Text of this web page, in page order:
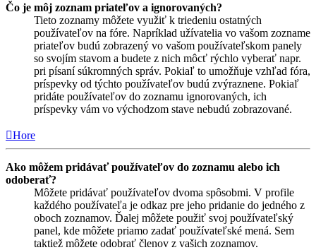
Čo je môj zoznam priateľov a ignorovaných?
Tieto zoznamy môžete využiť k triedeniu ostatných
používateľov na fóre. Napríklad užívatelia vo vašom zozname
priateľov budú zobrazený vo vašom používateľskom panely
so svojím stavom a budete z nich môcť rýchlo vyberať napr.
pri písaní súkromných správ. Pokiaľ to umožňuje vzhľad fóra,
príspevky od týchto používateľov budú zvýraznene. Pokiaľ
pridáte používateľov do zoznamu ignorovaných, ich
príspevky vám vo východzom stave nebudú zobrazované.
Hore
Ako môžem pridávať používateľov do zoznamu alebo ich
odoberať?
Môžete pridávať používateľov dvoma spôsobmi. V profile
každého používateľa je odkaz pre jeho pridanie do jedného z
oboch zoznamov. Ďalej môžete použiť svoj používateľský
panel, kde môžete priamo zadať používateľské mená. Sem
taktiež môžete odobrať členov z vašich zoznamov.